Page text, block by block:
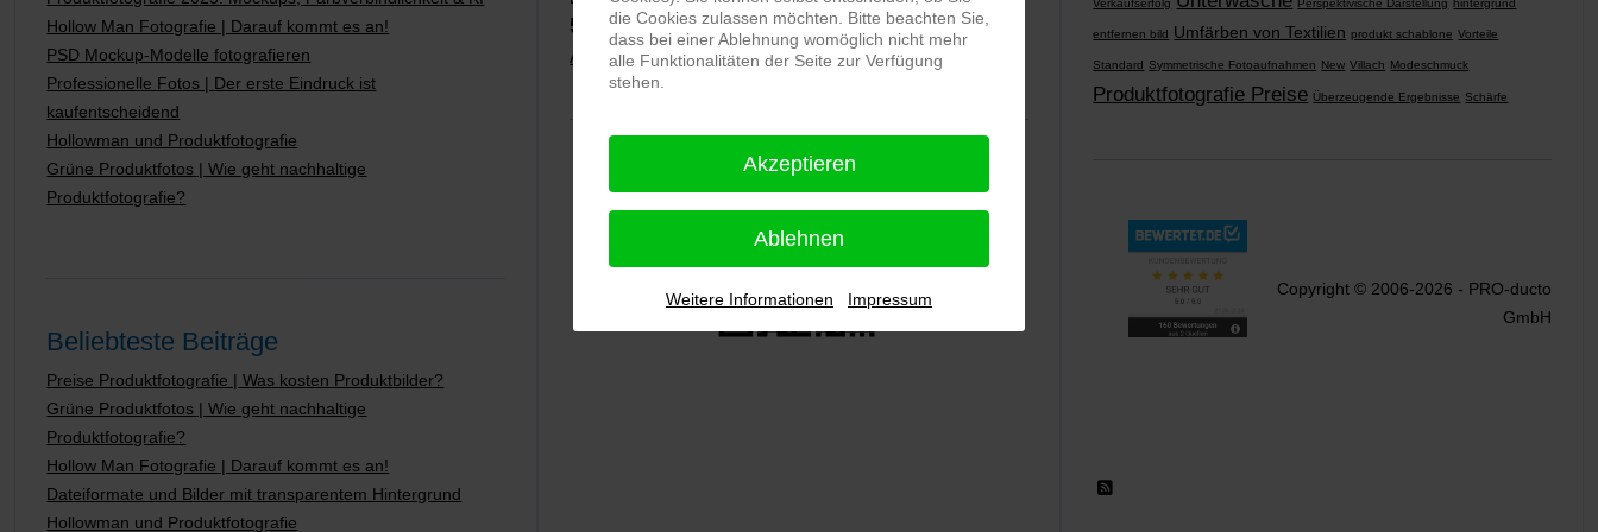
Hollow Man Fotografie | Darauf kommt es an!
PSD Mockup-Modelle fotografieren
Professionelle Fotos | Der erste Eindruck ist
kaufentscheidend
Hollowman und Produktfotografie
Grüne Produktfotos | Wie geht nachhaltige
Produktfotografie?
Beliebteste Beiträge
Preise Produktfotografie | Was kosten Produktbilder?
Grüne Produktfotos | Wie geht nachhaltige
Produktfotografie?
Hollow Man Fotografie | Darauf kommt es an!
Dateiformate und Bilder mit transparentem Hintergrund
Hollowman und Produktfotografie
5,0 ⭐⭐⭐⭐⭐bei 144 Google-Rezensionen (Stand 02.01.2026)
Alle Rezensionen ansehen|Bewertung abgeben
Verkaufserfolg Perspektivische Darstellung hintergrund
entfernen bild Umfärben von Textilien produkt schablone Vorteile
Standard Symmetrische Fotoaufnahmen New Villach Modeschmuck
Produktfotografie Preise Überzeugende Ergebnisse Schärfe
Copyright © 2006-2026 - PRO-ducto
GmbH
die Cookies zulassen möchten. Bitte beachten Sie,
dass bei einer Ablehnung womöglich nicht mehr
alle Funktionalitäten der Seite zur Verfügung
stehen.
Akzeptieren
Ablehnen
Weitere Informationen Impressum